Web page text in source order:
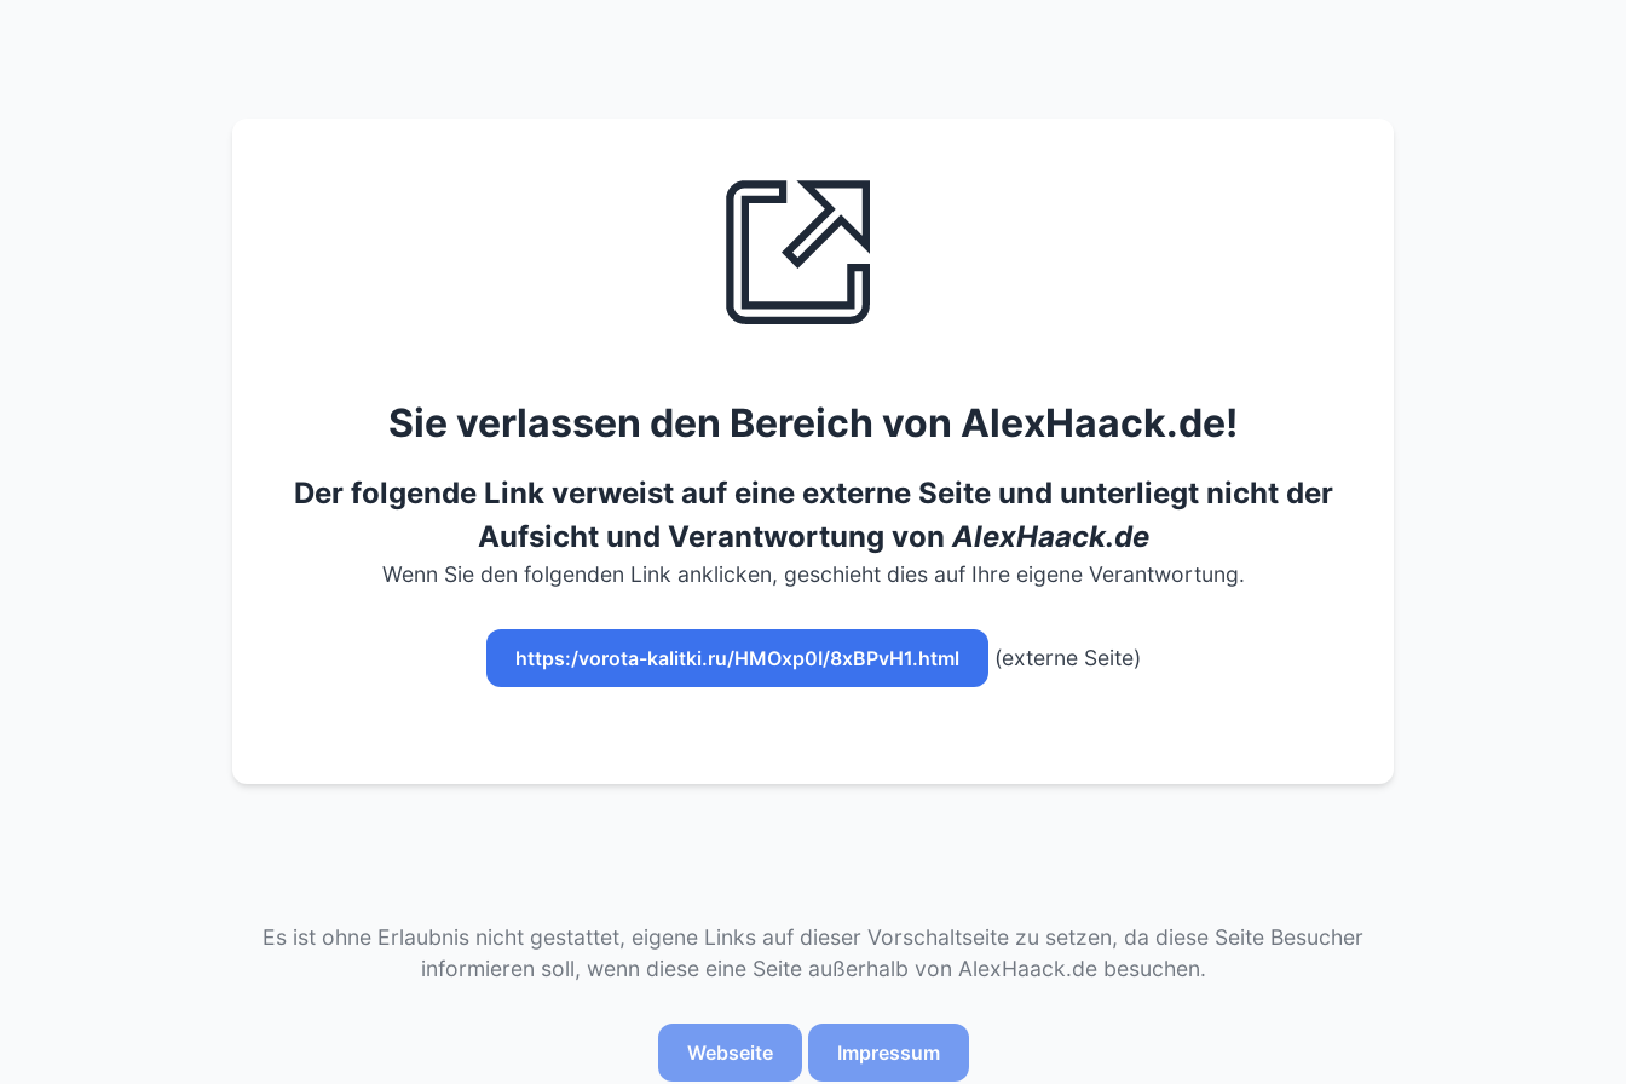
Sie verlassen den Bereich von AlexHaack.de!
Der folgende Link verweist auf eine externe Seite und unterliegt nicht der
Aufsicht und Verantwortung vonAlexHaack.de
Wenn Sie den folgenden Link anklicken, geschieht dies auf Ihre eigene Verantwortung.
https:/vorota-kalitki.ru/HMOxp0I/8xBPvH1.html (externe Seite)
Es ist ohne Erlaubnis nicht gestattet, eigene Links auf dieser Vorschaltseite zu setzen, da diese Seite Besucher
informieren soll, wenn diese eine Seite außerhalb von AlexHaack.de besuchen.
Webseite Impressum